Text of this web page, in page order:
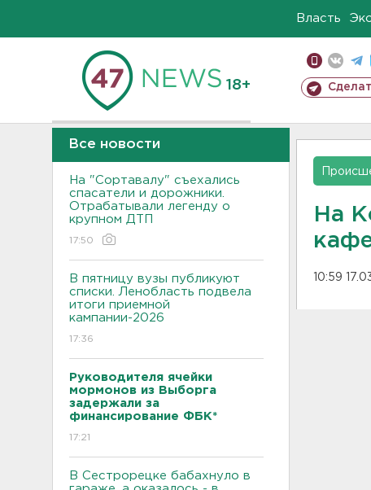
Власть
18+
Все новости
На "Сортавалу" съехались
спасатели и дорожники.
Отрабатывали легенду о
крупном ДТП
17:50
В пятницу вузы публикуют
списки. Ленобласть подвела
итоги приемной
кампании-2026
17:36
Руководителя ячейки
мормонов из Выборга
задержали за
финансирование ФБК*
17:21
В Сестрорецке бабахнуло в
На
10:59